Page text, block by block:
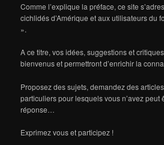
Comme l’explique la préface, ce site
cichlidés d’Amérique et aux utilisateurs du
».
A ce titre, vos idées, suggestions et
bienvenus et permettront d’enrichir la
Proposez des sujets, demandez des
particuliers pour lesquels vous n’avez peut
réponse…
Exprimez vous et participez !